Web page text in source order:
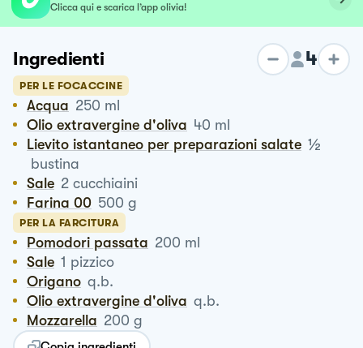
Clicca qui e scarica l’app olivia!
Ingredienti 4
PER LE FOCACCINE
Acqua 250 ml
Olio extravergine d'oliva 40 ml
Lievito istantaneo per preparazioni salate ½
bustina
Sale 2 cucchiaini
Farina 00 500 g
PER LA FARCITURA
Pomodori passata 200 ml
Sale 1 pizzico
Origano q.b.
Olio extravergine d'oliva q.b.
Mozzarella 200 g